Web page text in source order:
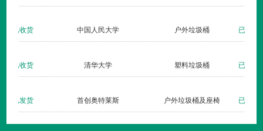
仁安医院 钢板户外垃圾桶002玫瑰金
钢木户外单桶035
长治双创梦工厂 新款垃圾桶007三分类 已发货